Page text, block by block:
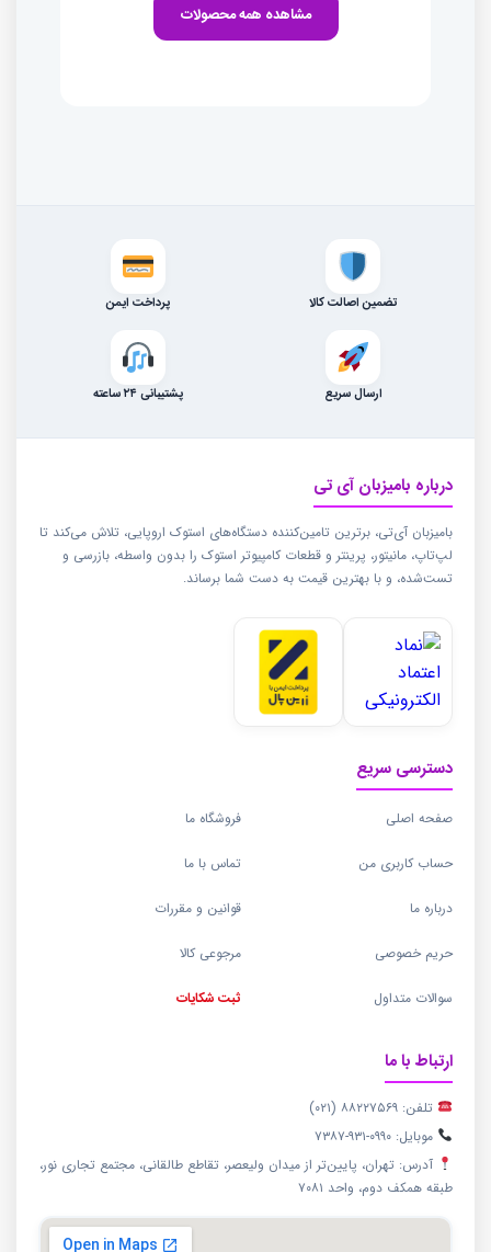
مشاهده همه محصولات
تضمین اصالت کالا پرداخت ایمن
ارسال سریع پشتیبانی ۲۴ ساعته
درباره بامیزبان آی تی
بامیزبان آی‌تی، برترین تامین‌کننده دستگاه‌های استوک اروپایی، تلاش می‌کند تا
لپ‌تاپ، مانیتور، پرینتر و قطعات کامپیوتر استوک را بدون واسطه، بازرسی و
تست‌شده، و با بهترین قیمت به دست شما برساند.
دسترسی سریع
صفحه اصلی فروشگاه ما
حساب کاربری من تماس با ما
درباره ما قوانین و مقررات
حریم خصوصی مرجوعی کالا
سوالات متداول ثبت شکایات
ارتباط با ما
تلفن: ۸۸۲۲۷۵۶۹ (۰۲۱)
موبایل: ۰۹۹۰-۹۳۱-۷۳۸۷
آدرس: تهران، پایین‌تر از میدان ولیعصر، تقاطع طالقانی، مجتمع تجاری نور،
طبقه همکف دوم، واحد ۷۰۸۱